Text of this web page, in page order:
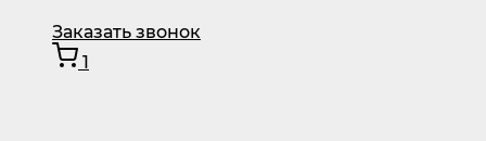
Заказать звонок
1